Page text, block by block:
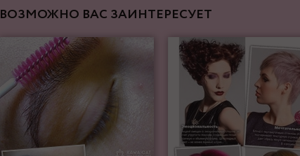
ВОЗМОЖНО ВАС ЗАИНТЕРЕСУЕТ